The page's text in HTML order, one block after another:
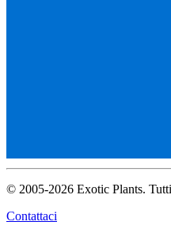
© 2005-2026 Exotic Plants.
Contattaci